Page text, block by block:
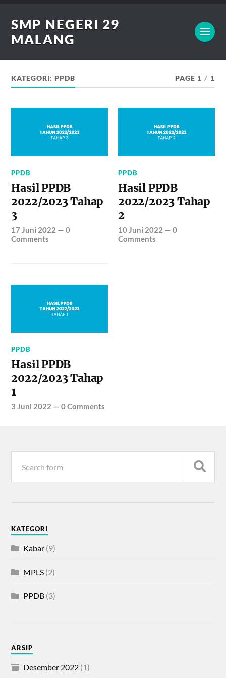
SMP NEGERI 29
MALANG
KATEGORI:PPDB PAGE 1 / 1
PPDB
Hasil PPDB
2022/2023 Tahap
3
17 Juni 2022 —0
Comments
PPDB
Hasil PPDB
2022/2023 Tahap
2
10 Juni 2022 —0
Comments
PPDB
Hasil PPDB
2022/2023 Tahap
1
3 Juni 2022 —0 Comments
KATEGORI
Kabar (9)
MPLS (2)
PPDB (3)
ARSIP
Desember 2022 (1)